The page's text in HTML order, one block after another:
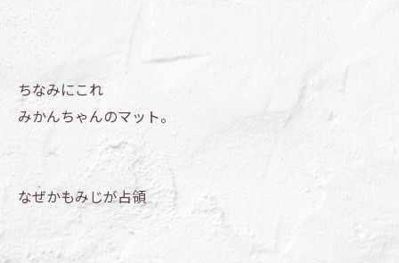
ちなみにこれ
みかんちゃんのマット。
なぜかもみじが占領